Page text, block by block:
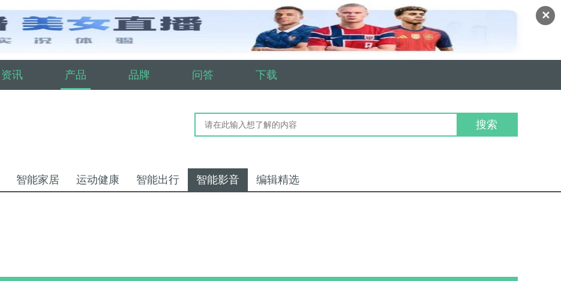
✕
资讯 产品 品牌 问答 下载
搜索
智能家居 运动健康 智能出行 智能影音 编辑精选